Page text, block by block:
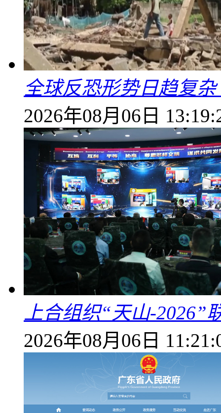
全球反恐形势日趋复
2026年08月06日
上合组织“天山-2026”
2026年08月06日